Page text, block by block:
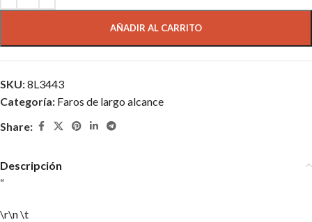
AÑADIR AL CARRITO
SKU:8L3443
Categoría: Faros de largo alcance
Share:
Descripción
“
\r\n \t